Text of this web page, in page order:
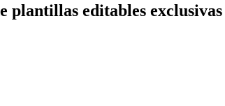
plantillas editables